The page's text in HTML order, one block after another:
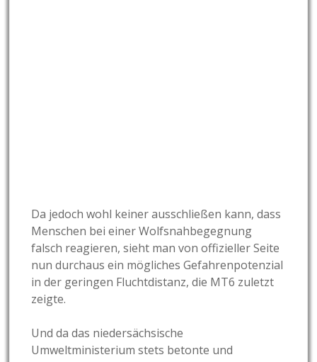
Da jedoch wohl keiner ausschließen kann, dass
Menschen bei einer Wolfsnahbegegnung
falsch reagieren, sieht man von offizieller Seite
nun durchaus ein mögliches Gefahrenpotenzial
in der geringen Fluchtdistanz, die MT6 zuletzt
zeigte.
Und da das niedersächsische
Umweltministerium stets betonte und